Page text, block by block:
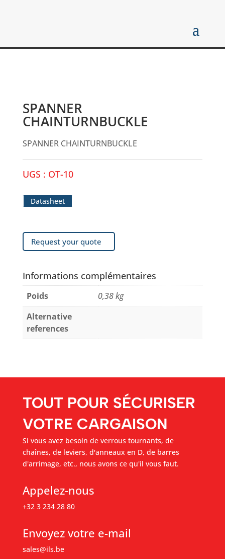
SPANNER
CHAINTURNBUCKLE
SPANNER CHAINTURNBUCKLE
UGS : OT-10
Datasheet
Request your quote
Informations complémentaires
Poids
0,38 kg
Alternative
references
TOUT POUR SÉCURISER
VOTRE CARGAISON
Si vous avez besoin de verrous tournants, de
chaînes, de leviers, d'anneaux en D, de barres
d'arrimage, etc., nous avons ce qu'il vous faut.
Appelez-nous
+32 3 234 28 80
Envoyez votre e-mail
sales@ils.be